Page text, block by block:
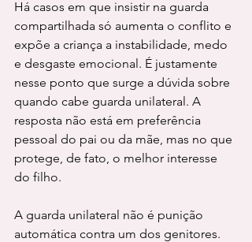
Há casos em que insistir na guarda
compartilhada só aumenta o conflito e
expõe a criança a instabilidade, medo
e desgaste emocional. É justamente
nesse ponto que surge a dúvida sobre
quando cabe guarda unilateral. A
resposta não está em preferência
pessoal do pai ou da mãe, mas no que
protege, de fato, o melhor interesse
do filho.
A guarda unilateral não é punição
automática contra um dos genitores.